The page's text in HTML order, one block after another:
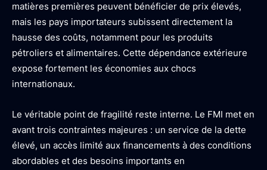
matières premières peuvent bénéficier de prix élevés,
mais les pays importateurs subissent directement la
hausse des coûts, notamment pour les produits
pétroliers et alimentaires. Cette dépendance extérieure
expose fortement les économies aux chocs
internationaux.
Le véritable point de fragilité reste interne. Le FMI met en
avant trois contraintes majeures : un service de la dette
élevé, un accès limité aux financements à des conditions
abordables et des besoins importants en